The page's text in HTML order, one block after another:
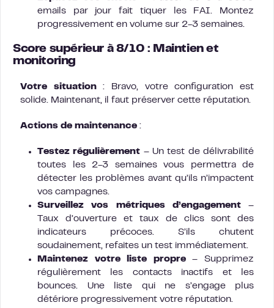
emails par jour fait tiquer les FAI. Montez
progressivement en volume sur 2-3 semaines.
Score supérieur à 8/10 : Maintien et
monitoring
Votre situation: Bravo, votre configuration est
solide. Maintenant, il faut préserver cette réputation.
Actions de maintenance :
Testez régulièrement – Un test de délivrabilité
toutes les 2-3 semaines vous permettra de
détecter les problèmes avant qu’ils n’impactent
vos campagnes.
Surveillez vos métriques d’engagement–
Taux d’ouverture et taux de clics sont des
indicateurs précoces. S’ils chutent
soudainement, refaites un test immédiatement.
Maintenez votre liste propre– Supprimez
régulièrement les contacts inactifs et les
bounces. Une liste qui ne s’engage plus
détériore progressivement votre réputation.